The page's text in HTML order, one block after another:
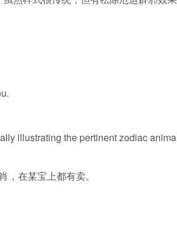
illustrating the pertinent zodiac
在某宝上都有卖。